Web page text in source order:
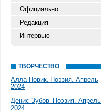
Официально
Редакция
Интервью
ТВОРЧЕСТВО
Алла Новик. Поэзия. Апрель
2024
Денис Зубов. Поэзия. Апрель
2024